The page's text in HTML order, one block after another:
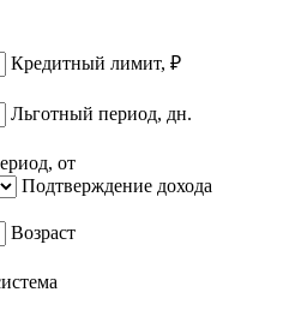
Кредитный лимит, ₽
Льготный период, дн.
от
Подтверждение дохода
Возраст